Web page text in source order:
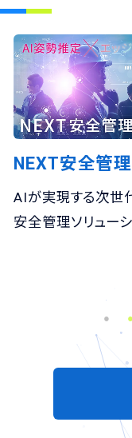
安全管理DX
現する次世代の
ソリューション